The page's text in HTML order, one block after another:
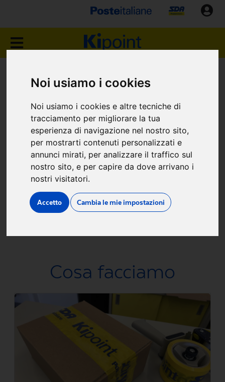
Noi usiamo i cookies
Noi usiamo i cookies e altre tecniche di
tracciamento per migliorare la tua
esperienza di navigazione nel nostro sito,
per mostrarti contenuti personalizzati e
annunci mirati, per analizzare il traffico sul
nostro sito, e per capire da dove arrivano i
nostri visitatori.
Accetto Cambia le mie impostazioni
NEGOZIO KIPOINT
NERETO (TE)
via Certosa snc
Dove siamo
Cosa facciamo